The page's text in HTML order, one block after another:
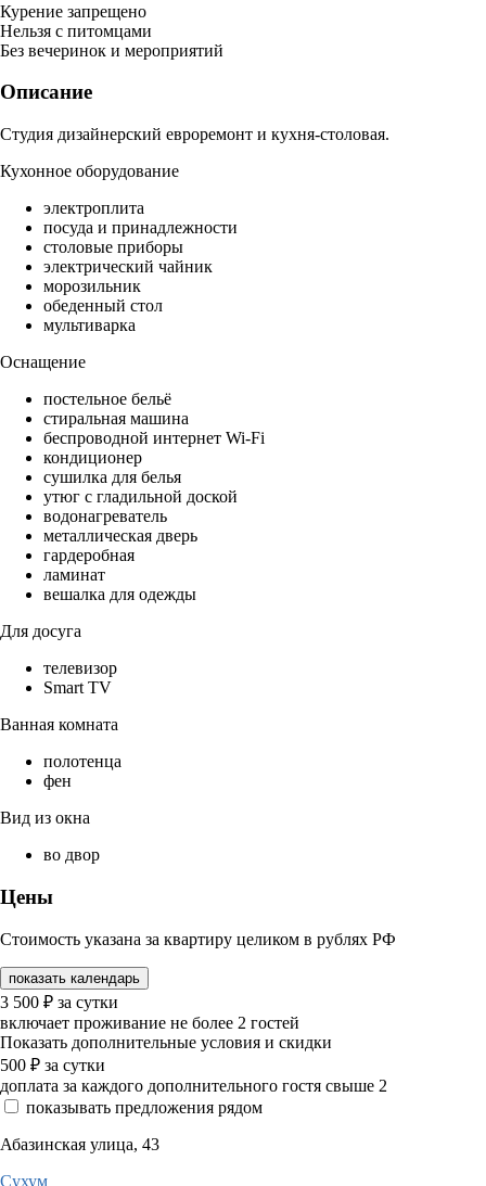
Курение запрещено
Нельзя с питомцами
Без вечеринок и мероприятий
Описание
Студия дизайнерский евроремонт и кухня-столовая.
Кухонное оборудование
электроплита
посуда и принадлежности
столовые приборы
электрический чайник
морозильник
обеденный стол
мультиварка
Оснащение
постельное бельё
стиральная машина
беспроводной интернет Wi-Fi
кондиционер
сушилка для белья
утюг с гладильной доской
водонагреватель
металлическая дверь
гардеробная
ламинат
вешалка для одежды
Для досуга
телевизор
Smart TV
Ванная комната
полотенца
фен
Вид из окна
во двор
Цены
Стоимость указана за квартиру целиком в рублях РФ
показать календарь
3 500 ₽ за сутки
включает проживание не более 2 гостей
Показать дополнительные условия и скидки
500 ₽ за сутки
доплата за каждого дополнительного гостя свыше 2
показывать предложения рядом
Абазинская улица, 43
Сухум